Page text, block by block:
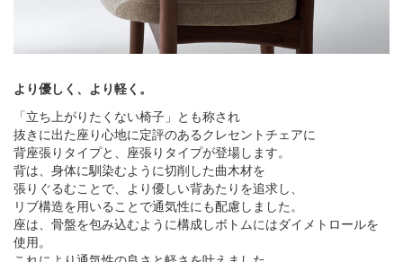
より優しく、より軽く。
「立ち上がりたくない椅子」とも称され
抜きに出た座り心地に定評のあるクレセントチェアに
背座張りタイプと、座張りタイプが登場します。
背は、身体に馴染むように切削した曲木材を
張りぐるむことで、より優しい背あたりを追求し、
リブ構造を用いることで通気性にも配慮しました。
座は、骨盤を包み込むように構成しボトムにはダイメトロールを
使用。